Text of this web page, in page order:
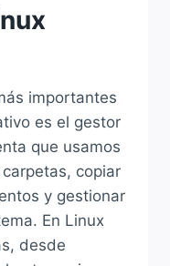
importantes
es el gestor
que usamos
copiar
y gestionar
En Linux
desde